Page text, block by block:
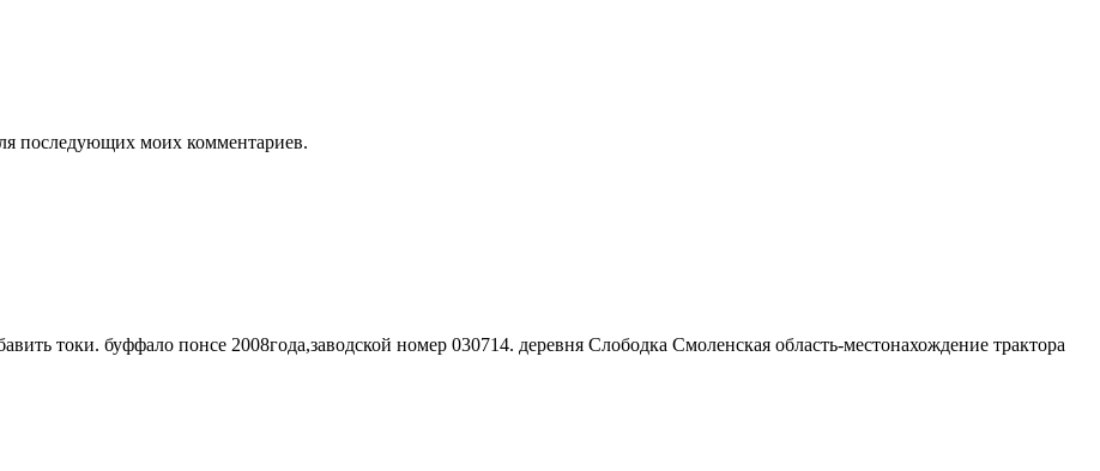
последующих моих комментариев.
токи. буффало понсе 2008года,заводской номер 030714. деревня Слободка Смоленская область-местонахождение трактора